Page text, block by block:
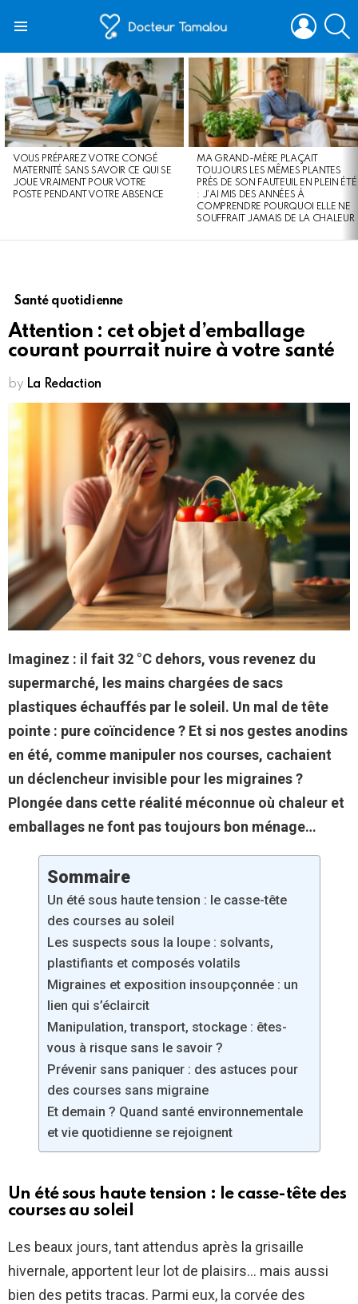
LOGIN
STORIES
VOUS PRÉPAREZ VOTRE CONGÉ
MATERNITÉ SANS SAVOIR CE QUI SE
JOUE VRAIMENT POUR VOTRE
POSTE PENDANT VOTRE ABSENCE
MA GRAND-MÈRE PLAÇAIT
TOUJOURS LES MÊMES PLANTES
PRÈS DE SON FAUTEUIL EN PLEIN ÉTÉ
: J’AI MIS DES ANNÉES À
COMPRENDRE POURQUOI ELLE NE
SOUFFRAIT JAMAIS DE LA CHALEUR
Santé quotidienne
Attention : cet objet d’emballage
courant pourrait nuire à votre santé
by La Redaction
Imaginez : il fait 32 °C dehors, vous revenez du
supermarché, les mains chargées de sacs
plastiques échauffés par le soleil. Un mal de tête
pointe : pure coïncidence ? Et si nos gestes anodins
en été, comme manipuler nos courses, cachaient
un déclencheur invisible pour les migraines ?
Plongée dans cette réalité méconnue où chaleur et
emballages ne font pas toujours bon ménage…
Sommaire
Un été sous haute tension : le casse-tête
des courses au soleil
Les suspects sous la loupe : solvants,
plastifiants et composés volatils
Migraines et exposition insoupçonnée : un
lien qui s’éclaircit
Manipulation, transport, stockage : êtes-
vous à risque sans le savoir ?
Prévenir sans paniquer : des astuces pour
des courses sans migraine
Et demain ? Quand santé environnementale
et vie quotidienne se rejoignent
Un été sous haute tension : le casse-tête des
courses au soleil
Les beaux jours, tant attendus après la grisaille
hivernale, apportent leur lot de plaisirs… mais aussi
bien des petits tracas. Parmi eux, la corvée des